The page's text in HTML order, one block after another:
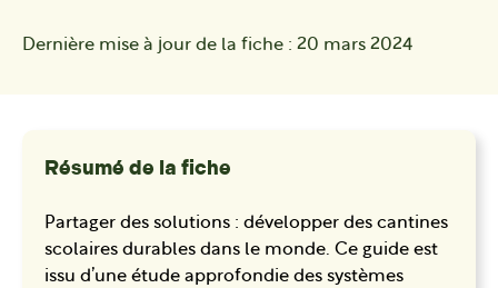
Dernière mise à jour de la fiche : 20 mars 2024
Résumé de la fiche
Partager des solutions : développer des cantines
scolaires durables dans le monde. Ce guide est
issu d’une étude approfondie des systèmes